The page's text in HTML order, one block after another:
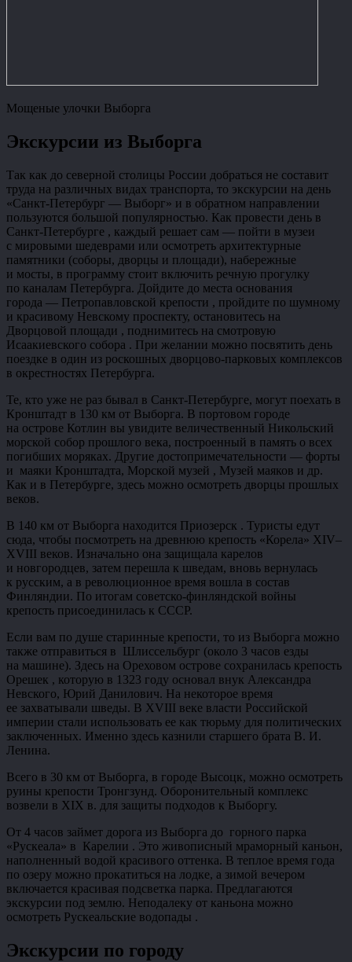
Мощеные улочки Выборга
Экскурсии из Выборга
Так как до северной столицы России добраться не составит
труда на различных видах транспорта, то экскурсии на день
«Санкт-Петербург — Выборг» и в обратном направлении
пользуются большой популярностью. Как провести день в
Санкт-Петербурге , каждый решает сам — пойти в музеи
с мировыми шедеврами или осмотреть архитектурные
памятники (соборы, дворцы и площади), набережные
и мосты, в программу стоит включить речную прогулку
по каналам Петербурга. Дойдите до места основания
города — Петропавловской крепости , пройдите по шумному
и красивому Невскому проспекту, остановитесь на
Дворцовой площади , поднимитесь на смотровую
Исаакиевского собора . При желании можно посвятить день
поездке в один из роскошных дворцово-парковых комплексов
в окрестностях Петербурга.
Те, кто уже не раз бывал в Санкт-Петербурге, могут поехать в
Кронштадт в 130 км от Выборга. В портовом городе
на острове Котлин вы увидите величественный Никольский
морской собор прошлого века, построенный в память о всех
погибших моряках. Другие достопримечательности — форты
и маяки Кронштадта, Морской музей , Музей маяков и др.
Как и в Петербурге, здесь можно осмотреть дворцы прошлых
веков.
В 140 км от Выборга находится Приозерск . Туристы едут
сюда, чтобы посмотреть на древнюю крепость «Корела» XIV–
XVIII веков. Изначально она защищала карелов
и новгородцев, затем перешла к шведам, вновь вернулась
к русским, а в революционное время вошла в состав
Финляндии. По итогам советско-финляндской войны
крепость присоединилась к СССР.
Если вам по душе старинные крепости, то из Выборга можно
также отправиться в Шлиссельбург (около 3 часов езды
на машине). Здесь на Ореховом острове сохранилась крепость
Орешек , которую в 1323 году основал внук Александра
Невского, Юрий Данилович. На некоторое время
ее захватывали шведы. В XVIII веке власти Российской
империи стали использовать ее как тюрьму для политических
заключенных. Именно здесь казнили старшего брата В. И.
Ленина.
Всего в 30 км от Выборга, в городе Высоцк, можно осмотреть
руины крепости Тронгзунд. Оборонительный комплекс
возвели в XIX в. для защиты подходов к Выборгу.
От 4 часов займет дорога из Выборга до горного парка
«Рускеала» в Карелии . Это живописный мраморный каньон,
наполненный водой красивого оттенка. В теплое время года
по озеру можно прокатиться на лодке, а зимой вечером
включается красивая подсветка парка. Предлагаются
экскурсии под землю. Неподалеку от каньона можно
осмотреть Рускеальские водопады .
Экскурсии по городу